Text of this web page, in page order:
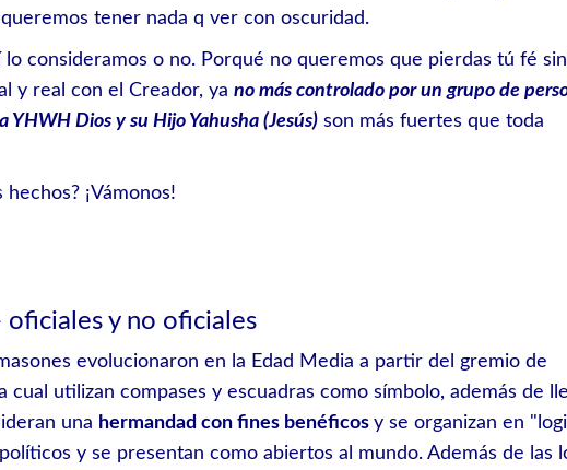
tener nada q ver con oscuridad.
consideramos o no. Porqué no queremos que pierdas tú fé
y real con el Creador, ya no más controlado por un grupo de
YHWH Dios y su Hijo Yahusha (Jesús)son más fuertes que toda
¡Vámonos!
y no oficiales
evolucionaron en la Edad Media a partir del gremio de
utilizan compases y escuadras como símbolo, además de
una hermandad con fines benéficos y se organizan en
y se presentan como abiertos al mundo. Además de las